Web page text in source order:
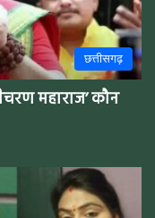
छत्तीसगढ़
महाराज’ कौन